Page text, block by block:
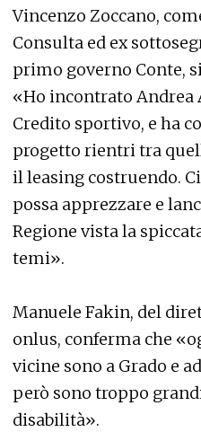
Vincenzo Zoccano,
Consulta ed ex
primo governo Conte,
«Ho incontrato Andrea
Credito sportivo, e ha
progetto rientri tra
il leasing costruendo.
possa apprezzare e
Regione vista la
temi».
Manuele Fakin, del
onlus, conferma che
vicine sono a Grado e
però sono troppo
disabilità».